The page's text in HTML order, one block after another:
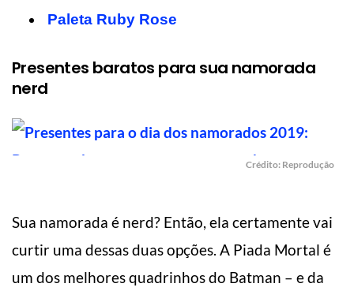
Paleta Ruby Rose
Presentes baratos para sua namorada
nerd
Crédito: Reprodução
Sua namorada é nerd? Então, ela certamente vai
curtir uma dessas duas opções. A Piada Mortal é
um dos melhores quadrinhos do Batman – e da